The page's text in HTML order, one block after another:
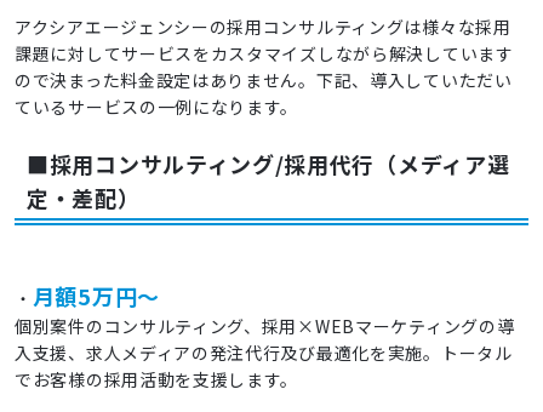
アクシアエージェンシーの採用コンサルティングは様々な採用
課題に対してサービスをカスタマイズしながら解決しています
ので決まった料金設定はありません。下記、導入していただい
ているサービスの一例になります。
■採用コンサルティング/採用代行（メディア選
定・差配）
・ 月額5万円～
個別案件のコンサルティング、採用×WEBマーケティングの導
入支援、求人メディアの発注代行及び最適化を実施。トータル
でお客様の採用活動を支援します。